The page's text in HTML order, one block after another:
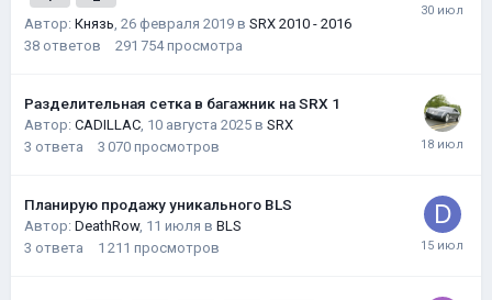
Автор: Князь, 26 февраля 2019 в SRX 2010 - 2016
38 ответов 291 754 просмотра
Разделительная сетка в багажник на SRX 1
Автор: CADILLAC, 10 августа 2025 в SRX
3 ответа 3 070 просмотров
Планирую продажу уникального BLS
Автор: DeathRow, 11 июля в BLS
3 ответа 1 211 просмотров